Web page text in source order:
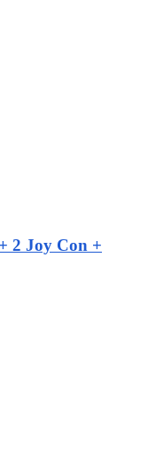
2 Joy Con +